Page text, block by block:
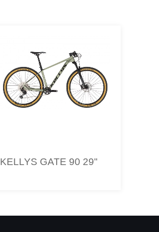
KELLYS GATE 90 29"